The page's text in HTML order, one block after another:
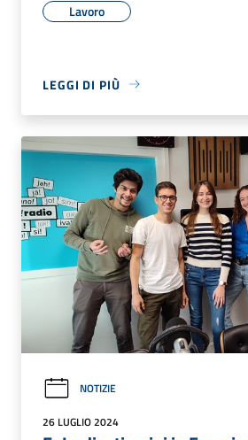
Lavoro
LEGGI DI PIÙ
NOTIZIE
26 LUGLIO 2024